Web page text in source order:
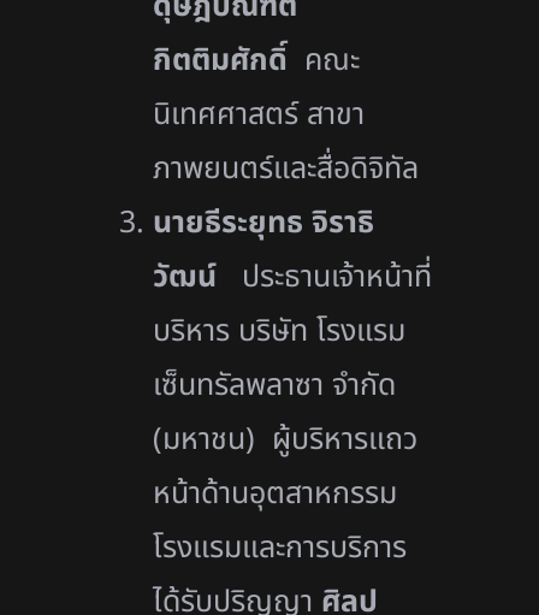
กิตติมศักดิ์ คณะ
นิเทศศาสตร์ สาขา
ภาพยนตร์และสื่อดิจิทัล
นายธีระยุทธ จิราธิ
วัฒน์ ประธานเจ้าหน้าที่
บริหาร บริษัท โรงแรม
เซ็นทรัลพลาซา จำกัด
(มหาชน) ผู้บริหารแถว
หน้าด้านอุตสาหกรรม
โรงแรมและการบริการ
ได้รับปริญญา ศิลป